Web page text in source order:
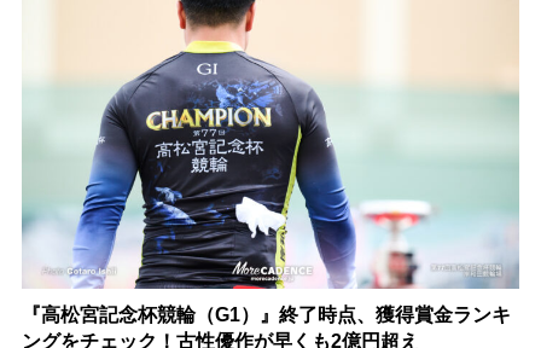
『高松宮記念杯競輪（G1）』終了時点、獲得賞金ランキ
ングをチェック！古性優作が早くも2億円超え